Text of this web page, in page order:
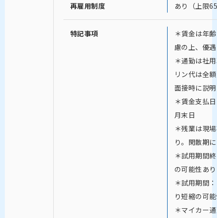
再雇用制度 あり（上限
特記事項
＊賃金は年
慮の上、優
＊通勤は社
リン代は全
面接時に説明
＊賃金支払
月末日
＊残業は現
り。閑散期
＊試用期間
の可能性あり
＊試用期間
り短縮の可
＊マイカー